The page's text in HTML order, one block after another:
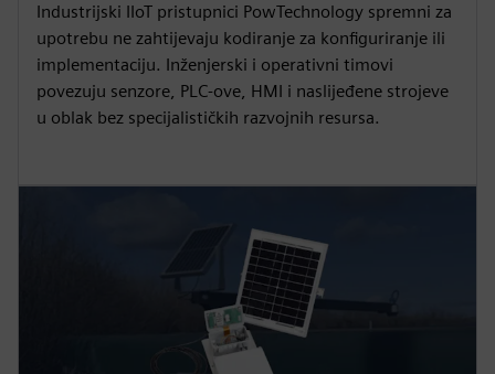
Industrijski IIoT pristupnici PowTechnology spremni za
upotrebu ne zahtijevaju kodiranje za konfiguriranje ili
implementaciju. Inženjerski i operativni timovi
povezuju senzore, PLC-ove, HMI i naslijeđene strojeve
u oblak bez specijalističkih razvojnih resursa.